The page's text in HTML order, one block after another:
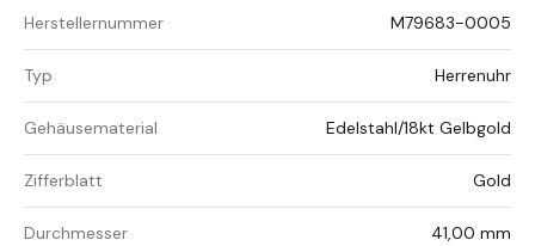
Herstellernummer M79683-0005
Typ Herrenuhr
Gehäusematerial Edelstahl/18kt Gelbgold
Zifferblatt Gold
Durchmesser 41,00 mm